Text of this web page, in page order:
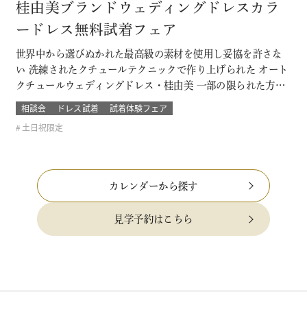
桂由美ブランドウェディングドレスカラ
ードレス無料試着フェア
世界中から選びぬかれた最高級の素材を使用し妥協を許さな
い 洗練されたクチュールテクニックで作り上げられた オート
クチュールウェディングドレス・桂由美 一部の限られた方が
着るその特別なウェディングドレスやカラードレスを試着で
きる数少ないチャンス。 当日の結婚式で着る一着が自分もゲ
ストも忘れられなくなるような運命の一着になるウェディン
相談会 ドレス試着
試着体験フェア
土日祝限定
カレンダーから探す
見学予約はこちら